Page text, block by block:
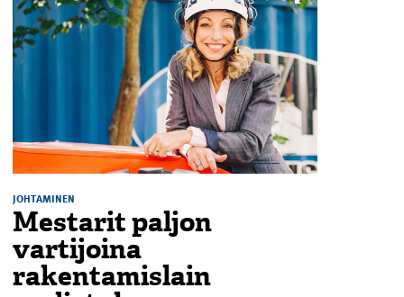
JOHTAMINEN
Mestarit paljon
vartijoina
rakentamislain